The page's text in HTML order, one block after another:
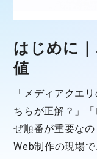
はじめに
値
「メディアクエ
ちらが正解？」
ぜ順番が重要なの
Web制作の現場